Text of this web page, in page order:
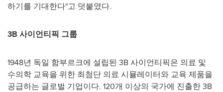
하기를 기대한다"고 덧붙였다.
3B 사이언티픽 그룹
1948년 독일 함부르크에 설립된 3B 사이언티픽은 의료 및
수의학 교육을 위한 최첨단 의료 시뮬레이터와 교육 제품을
공급하는 글로벌 기업이다. 120개 이상의 국가에 진출한 3B